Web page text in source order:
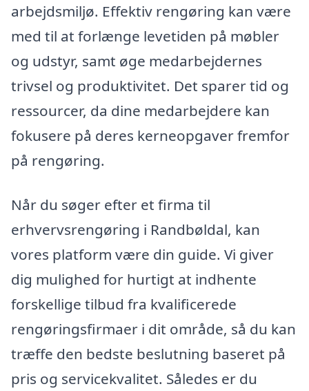
arbejdsmiljø. Effektiv rengøring kan være
med til at forlænge levetiden på møbler
og udstyr, samt øge medarbejdernes
trivsel og produktivitet. Det sparer tid og
ressourcer, da dine medarbejdere kan
fokusere på deres kerneopgaver fremfor
på rengøring.
Når du søger efter et firma til
erhvervsrengøring i Randbøldal, kan
vores platform være din guide. Vi giver
dig mulighed for hurtigt at indhente
forskellige tilbud fra kvalificerede
rengøringsfirmaer i dit område, så du kan
træffe den bedste beslutning baseret på
pris og servicekvalitet. Således er du